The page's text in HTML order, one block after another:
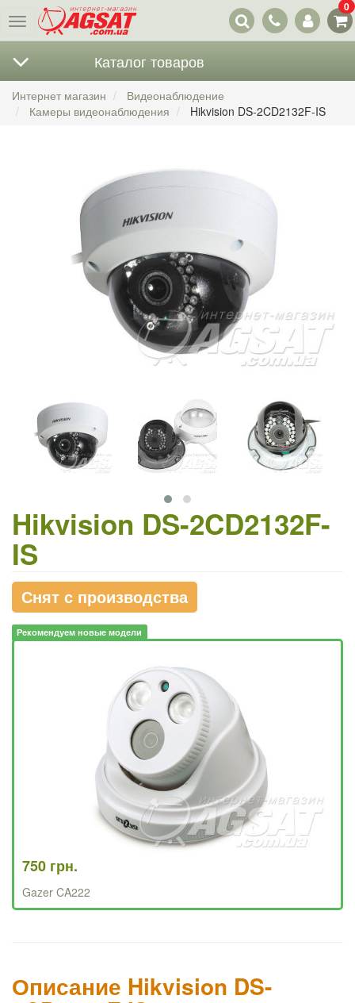
Меню
Наши
контакты
0
Каталог товаров
Интернет магазин
Видеонаблюдение
Камеры видеонаблюдения
Hikvision DS-2CD2132F-IS
Hikvision DS-2CD2132F-
IS
Снят с производства
Рекомендуем новые модели
750 грн.
Gazer CA222
Описание Hikvision DS-